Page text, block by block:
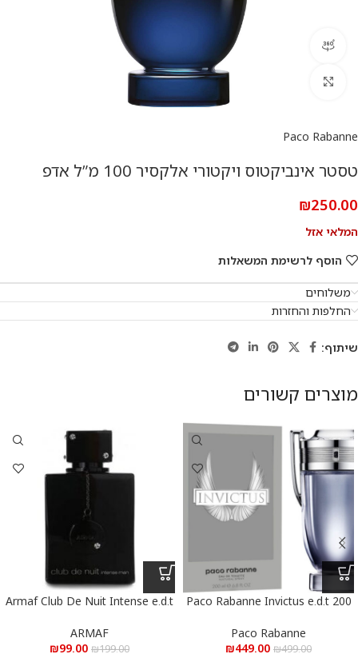
Paco Rabanne
טסטר אינביקטוס ויקטורי אלקסיר 100 מ”ל אדפ
₪250.00
המלאי אזל
הוסף לרשימת המשאלות
משלוחים
החלפות והחזרות
שיתוף:
מוצרים קשורים
Paco Rabanne Invictus e.d.t 200
200 מ”ל
Paco Rabanne
₪499.00
₪449.00
Armaf Club De Nuit Intense e.d.t
אינטנס א.ד.ט 105 מ”ל
ARMAF
₪199.00
₪99.00